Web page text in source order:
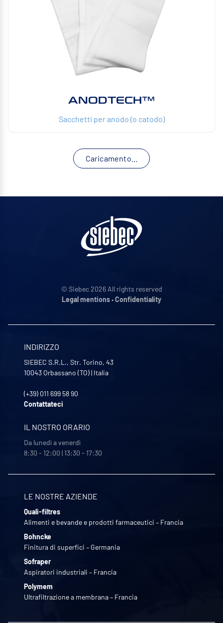
ANODTECH™
Sacchetti per anodo (o catodo)
Caricamento...
© Siebec 2026 All rights reserved
Legal mentions•Confidentiality
INDIRIZZO
SIEBEC S.R.L., Str. Torino, 43
10043 Orbassano (TO)| Italia
(+39) 011 699 58 90
Contattateci
IL NOSTRO ORARIO
Da lunedì a venerdì
8:30 - 12:00 | 13:30 - 17:30
LE NOSTRE AZIENDE
Quali-filtres
Alimenti e bevande e prodotti farmaceutici – Francia
Bohncke
Finitura di superfici – Germania
Sofraper
Aspiratori industriali – Francia
Polymem
Ultrafiltrazione a membrana – Francia